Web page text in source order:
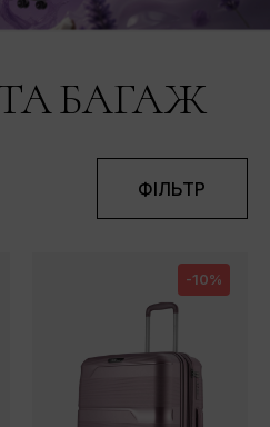
БАГАЖ
ФІЛЬТР
-10%